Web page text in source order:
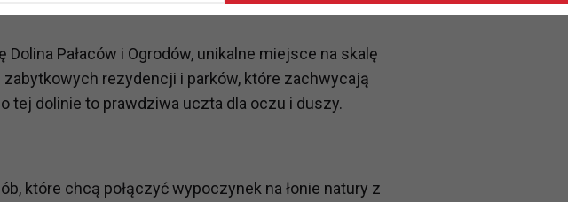
Pałaców i Ogrodów, unikalne miejsce na skalę
rezydencji i parków, które zachwycają
tej dolinie to prawdziwa uczta dla oczu i duszy.
które chcą połączyć wypoczynek na łonie natury z
aby:
w tym tematykę ukazujących się tam materiałów do Twoich zainteresowań oraz do
nagrodami,
usług, w tym aby wykryć ewentualne boty, oszustwa czy nadużycia,
do Twoich potrzeb i zainteresowań,
nam udoskonalać nasze usługi i sprawić, że będą maksymalnie odpowiadać Twoim